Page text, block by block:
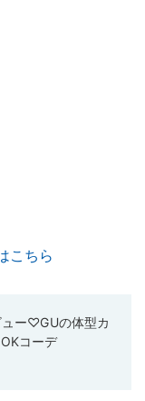
こちら
ー♡GUの体型カ
コーデ